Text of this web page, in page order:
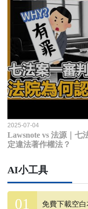
2025-07-04
Lawsnote vs 法源｜七
定違法著作權法？
AI小工具
免費下載空白